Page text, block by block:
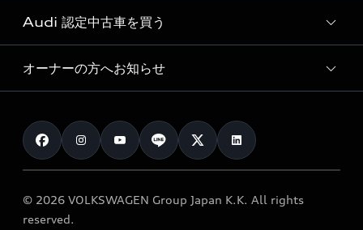
試乗予約
価格シミュレーション
車両比較
カタログ一覧
オンラインショップ
Audi collection
アウディナビアプリ
サービス入庫予約
サービスプログラム
メンテナンス
車検 / 定期点検
e-tronアフターサポート
myAudi
Audi 認定中古車を買う
Audi認定中古車
クオリティ
保証
メンテナンス
オーナーの方へお知らせ
お知らせ
オーナー様向けキャンペーン
特定整備適用車一覧
© 2026 VOLKSWAGEN Group Japan K.K. All rights
reserved.